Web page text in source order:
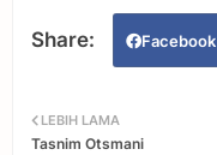
Facebook
LEBIH LAMA
Tasnim Otsmani